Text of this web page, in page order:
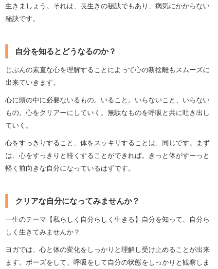
生きましょう。それは、長生きの秘訣でもあり、病気にかからない
秘訣です。
自分を知るとどうなるのか？
じぶんの素直な心を理解することによって心の断捨離もスムーズに
出来ていきます。
心に頭の中に必要ないるもの。いること。いらないこと、いらない
もの。心をクリアーにしていく。無駄なものを呼吸と共に吐き出し
ていく。
心をすっきりすること、体をスッキリすることは、同じです。まず
は、心をすっきりと軽くすることができれば。きっと体がすーっと
軽く前向きな自分になっているはずです。
クリアな自分になってみませんか？
一生のテーマ【私らしく自分らしく生きる】自分を知って、自分ら
しく生きてみませんか？
ヨガでは、心と体の変化をしっかりと理解し受け止めることが出来
ます。ポーズをして、呼吸をして自分の状態をしっかりと観察しま